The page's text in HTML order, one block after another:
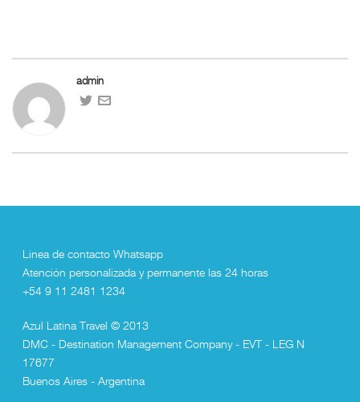
admin
Línea de contacto Whatsapp
Atención personalizada y permanente las 24 horas
+54 9 11 2481 1234
Azul Latina Travel © 2013
DMC - Destination Management Company - EVT - LEG N
17677
Buenos Aires - Argentina